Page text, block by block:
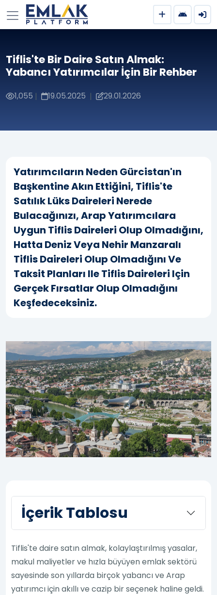
Tiflis'te Bir Daire Satın Almak:
Yabancı Yatırımcılar İçin Bir Rehber
1,055 | 19.05.2025 | 29.01.2026
Yatırımcıların Neden Gürcistan'ın
Başkentine Akın Ettiğini, Tiflis'te
Satılık Lüks Daireleri Nerede
Bulacağınızı, Arap Yatırımcılara
Uygun Tiflis Daireleri Olup Olmadığını,
Hatta Deniz Veya Nehir Manzaralı
Tiflis Daireleri Olup Olmadığını Ve
Taksit Planları Ile Tiflis Daireleri Için
Gerçek Fırsatlar Olup Olmadığını
Keşfedeceksiniz.
İçerik Tablosu
Tiflis'te daire satın almak, kolaylaştırılmış yasalar,
makul maliyetler ve hızla büyüyen emlak sektörü
sayesinde son yıllarda birçok yabancı ve Arap
yatırımcı için akıllı ve cazip bir seçenek haline geldi.